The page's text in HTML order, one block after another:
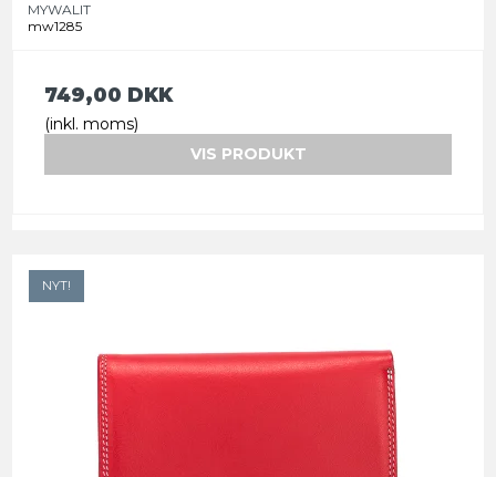
MYWALIT
mw1285
749,00 DKK
(inkl. moms)
VIS PRODUKT
NYT!